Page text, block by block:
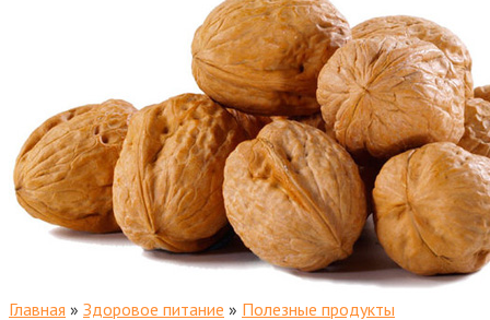
Главная » Здоровое питание » Полезные продукты